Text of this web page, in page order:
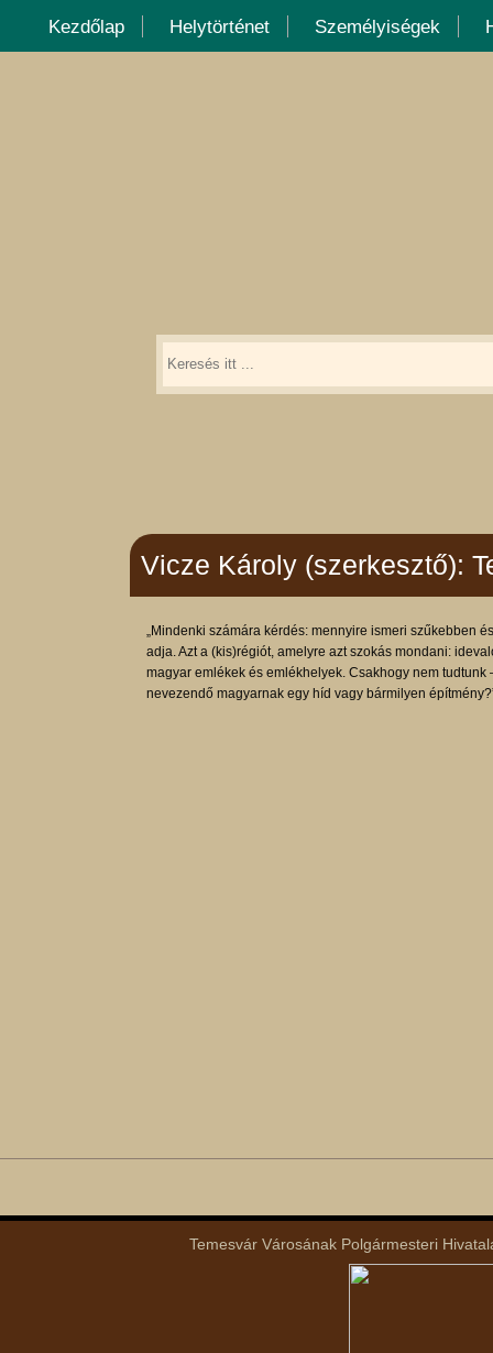
Kezdőlap Helytörténet Személyiségek
Vicze Károly (szerkesztő):
„Mindenki számára kérdés: mennyire ismeri szűkebben
adja. Azt a (kis)régiót, amelyre azt szokás mondani:
magyar emlékek és emlékhelyek. Csakhogy nem
nevezendő magyarnak egy híd vagy bármilyen
Temesvár Városának Polgármesteri